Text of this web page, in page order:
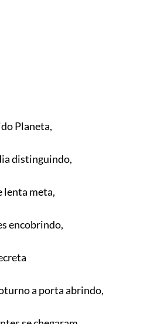
Planeta,
distinguindo,
lenta meta,
encobrindo,
a porta abrindo,